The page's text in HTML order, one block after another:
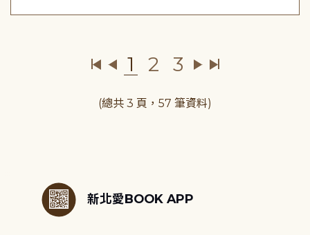
1 2 3
(總共 3 頁，57 筆資料)
新北愛BOOK APP